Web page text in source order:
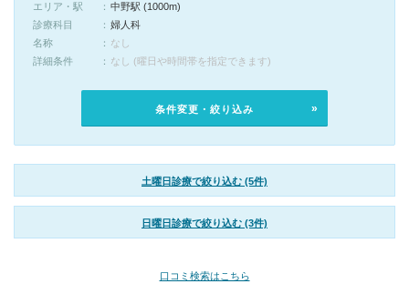
エリア・駅
中野駅 (1000m)
診療科目
婦人科
名称
なし
詳細条件
なし (曜日や時間帯を指定できます)
条件変更・絞り込み
土曜日診療で絞り込む (5件)
日曜日診療で絞り込む (3件)
口コミ検索はこちら